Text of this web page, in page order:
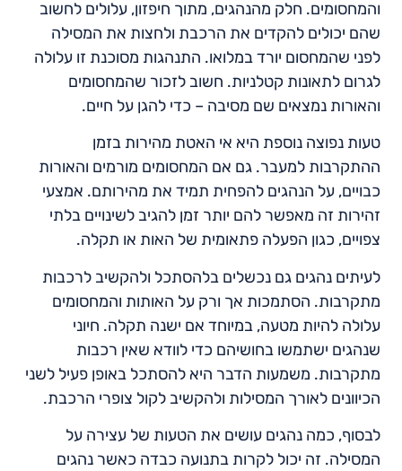
והמחסומים. חלק מהנהגים, מתוך חיפזון, עלולים לחשוב
שהם יכולים להקדים את הרכבת ולחצות את המסילה
לפני שהמחסום יורד במלואו. התנהגות מסוכנת זו עלולה
לגרום לתאונות קטלניות. חשוב לזכור שהמחסומים
והאורות נמצאים שם מסיבה – כדי להגן על חיים.
טעות נפוצה נוספת היא אי האטת מהירות בזמן
ההתקרבות למעבר. גם אם המחסומים מורמים והאורות
כבויים, על הנהגים להפחית תמיד את מהירותם. אמצעי
זהירות זה מאפשר להם יותר זמן להגיב לשינויים בלתי
צפויים, כגון הפעלה פתאומית של האות או תקלה.
לעיתים נהגים גם נכשלים בלהסתכל ולהקשיב לרכבות
מתקרבות. הסתמכות אך ורק על האותות והמחסומים
עלולה להיות מטעה, במיוחד אם ישנה תקלה. חיוני
שנהגים ישתמשו בחושיהם כדי לוודא שאין רכבות
מתקרבות. משמעות הדבר היא להסתכל באופן פעיל לשני
הכיוונים לאורך המסילות ולהקשיב לקול צופרי הרכבת.
לבסוף, כמה נהגים עושים את הטעות של עצירה על
המסילה. זה יכול לקרות בתנועה כבדה כאשר נהגים